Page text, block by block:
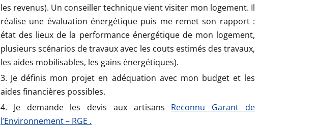
les revenus). Un conseiller technique vient visiter mon logement. Il
réalise une évaluation énergétique puis me remet son rapport :
état des lieux de la performance énergétique de mon logement,
plusieurs scénarios de travaux avec les couts estimés des travaux,
les aides mobilisables, les gains énergétiques).
Je définis mon projet en adéquation avec mon budget et les
aides financières possibles.
Je demande les devis aux artisans Reconnu Garant de
l’Environnement – RGE .